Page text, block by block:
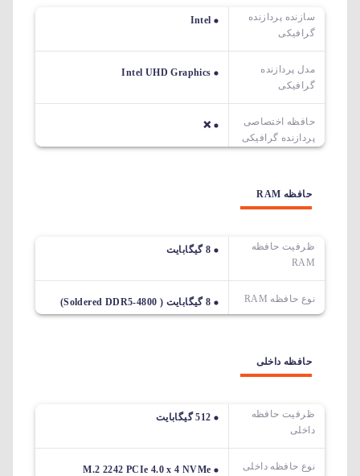
سازنده پردازنده
گرافیکی
Intel
مدل پردازنده
گرافیکی
Intel UHD Graphics
حافظه اختصاصی
پردازنده گرافیکی
❌
حافظه RAM
ظرفیت حافظه
RAM
8 گیگابایت
نوع حافظه RAM 8 گیگابایت ( Soldered DDR5-4800)
حافظه داخلی
ظرفیت حافظه
داخلی
512 گیگابایت
نوع حافظه داخلی M.2 2242 PCIe 4.0 x 4 NVMe